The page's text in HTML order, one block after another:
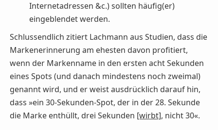
Internetadressen &c.) sollten häufig(er)
eingeblendet werden.
Schlussendlich zitiert Lachmann aus Studien, dass die
Markenerinnerung am ehesten davon profitiert,
wenn der Markenname in den ersten acht Sekunden
eines Spots (und danach mindestens noch zweimal)
genannt wird, und er weist ausdrücklich darauf hin,
dass »ein 30-Sekunden-Spot, der in der 28. Sekunde
die Marke enthüllt, drei Sekunden [wirbt], nicht 30«.